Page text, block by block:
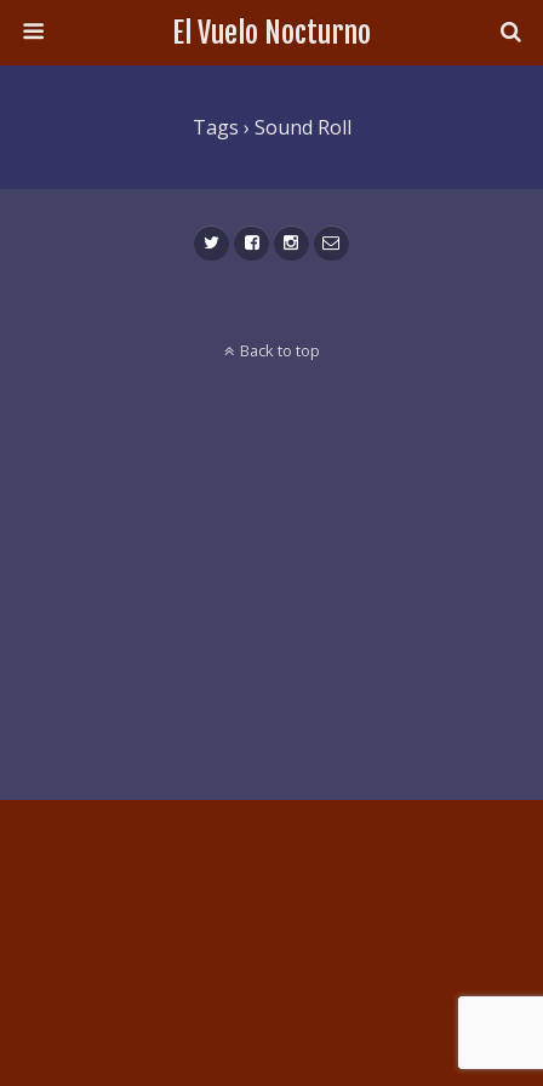
El Vuelo Nocturno
Tags › Sound Roll
Back to top